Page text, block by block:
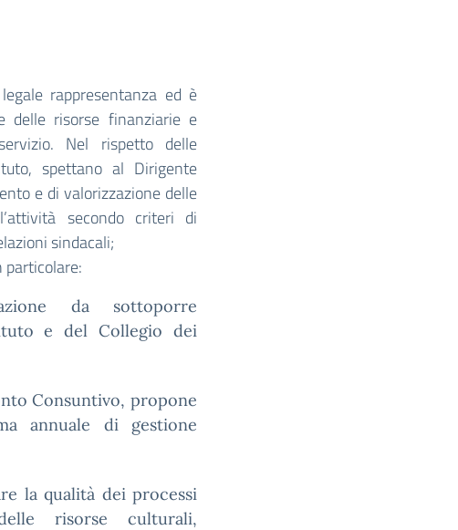
rappresentanza ed è
delle risorse finanziarie e
Nel rispetto delle
spettano al Dirigente
e di valorizzazione delle
secondo criteri di
sindacali;
particolare:
da sottoporre
e del Collegio dei
Consuntivo, propone
annuale di gestione
la qualità dei processi
risorse culturali,